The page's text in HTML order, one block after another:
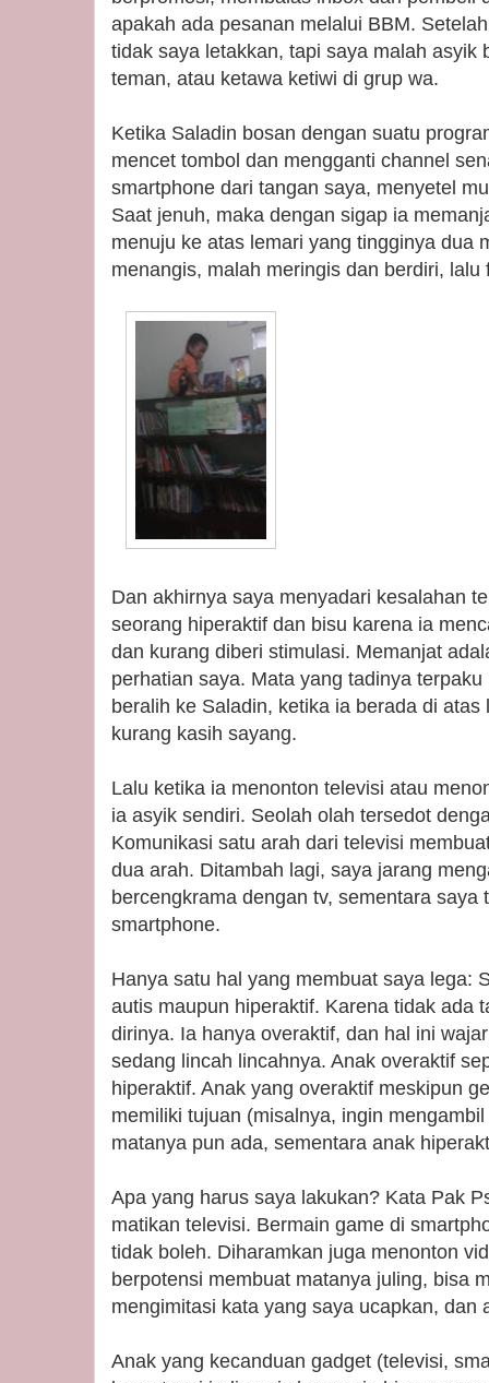
apakah ada pesanan melalui BBM.
tidak saya letakkan, tapi saya malah asyik
teman, atau ketawa ketiwi di grup wa.
Ketika Saladin bosan dengan suatu
mencet tombol dan mengganti channel
smartphone dari tangan saya, menyetel
Saat jenuh, maka dengan sigap ia
menuju ke atas lemari yang tingginya dua
menangis, malah meringis dan berdiri,
Dan akhirnya saya menyadari kesalahan
seorang hiperaktif dan bisu karena ia
dan kurang diberi stimulasi. Memanjat
perhatian saya. Mata yang tadinya
beralih ke Saladin, ketika ia berada di
kurang kasih sayang.
Lalu ketika ia menonton televisi atau
ia asyik sendiri. Seolah olah tersedot
Komunikasi satu arah dari televisi
dua arah. Ditambah lagi, saya jarang
bercengkrama dengan tv, sementara saya
smartphone.
Hanya satu hal yang membuat saya lega:
autis maupun hiperaktif. Karena tidak ada
dirinya. Ia hanya overaktif, dan hal ini
sedang lincah lincahnya. Anak overaktif
hiperaktif. Anak yang overaktif meskipun
memiliki tujuan (misalnya, ingin
matanya pun ada, sementara anak
Apa yang harus saya lakukan? Kata Pak
matikan televisi. Bermain game di
tidak boleh. Diharamkan juga menonton
berpotensi membuat matanya juling, bisa
mengimitasi kata yang saya ucapkan, dan
Anak yang kecanduan gadget (televisi,